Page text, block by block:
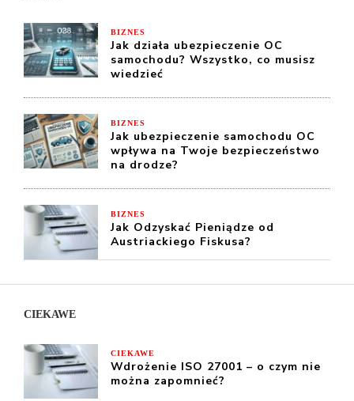
BIZNES
Jak działa ubezpieczenie OC
samochodu? Wszystko, co musisz
wiedzieć
BIZNES
Jak ubezpieczenie samochodu OC
wpływa na Twoje bezpieczeństwo
na drodze?
BIZNES
Jak Odzyskać Pieniądze od
Austriackiego Fiskusa?
CIEKAWE
CIEKAWE
Wdrożenie ISO 27001 – o czym nie
można zapomnieć?